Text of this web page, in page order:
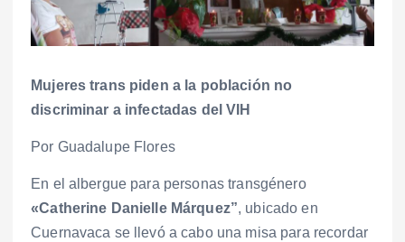
Mujeres trans piden a la población no
discriminar a infectadas del VIH
Por Guadalupe Flores
En el albergue para personas transgénero
«Catherine Danielle Márquez”, ubicado en
Cuernavaca se llevó a cabo una misa para recordar